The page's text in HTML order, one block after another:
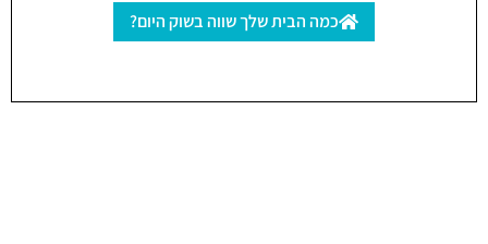
כמה הבית שלך שווה בשוק היום?